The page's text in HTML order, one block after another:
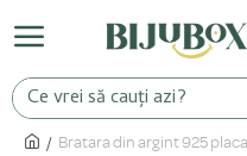
Bratara din argint 925